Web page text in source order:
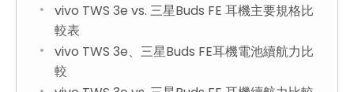
vivo TWS 3e vs. 三星Buds FE 耳機主要規格比
較表
vivo TWS 3e、三星Buds FE耳機電池續航力比
較